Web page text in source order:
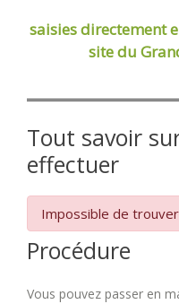
saisies directement
site du
Tout savoir
effectuer
Impossible de
Procédure
Vous pouvez passer en